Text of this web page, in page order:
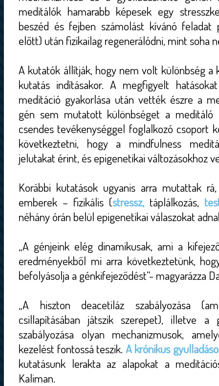
meditálók hamarabb képesek egy
beszéd és fejben számolást kívánó feladat
előtt) után fizikailag regenerálódni, mint soha
A kutatók állítják, hogy nem volt különbség a
kutatás indításakor. A megfigyelt
meditáció gyakorlása után vették észre a
gén sem mutatott különbséget a meditáló
csendes tevékenységgel foglalkozó csoport
következtetni, hogy a mindfulness
jelutakat érint, és epigenetikai változásokhoz
Korábbi kutatások ugyanis arra mutattak
emberek – fizikális (stressz, táplálkozás,
néhány órán belül epigenetikai válaszokat
„A génjeink elég dinamikusak, ami a
eredményekből mi arra következtetünk,
befolyásolja a génkifejeződést”- magyarázza
„A hiszton deacetiláz szabályozása
csillapításában játszik szerepet), illetve a
szabályozása olyan mechanizmusok,
kezelést fontossá teszik. A krónikus
kutatásunk lerakta az alapokat a
Kaliman.